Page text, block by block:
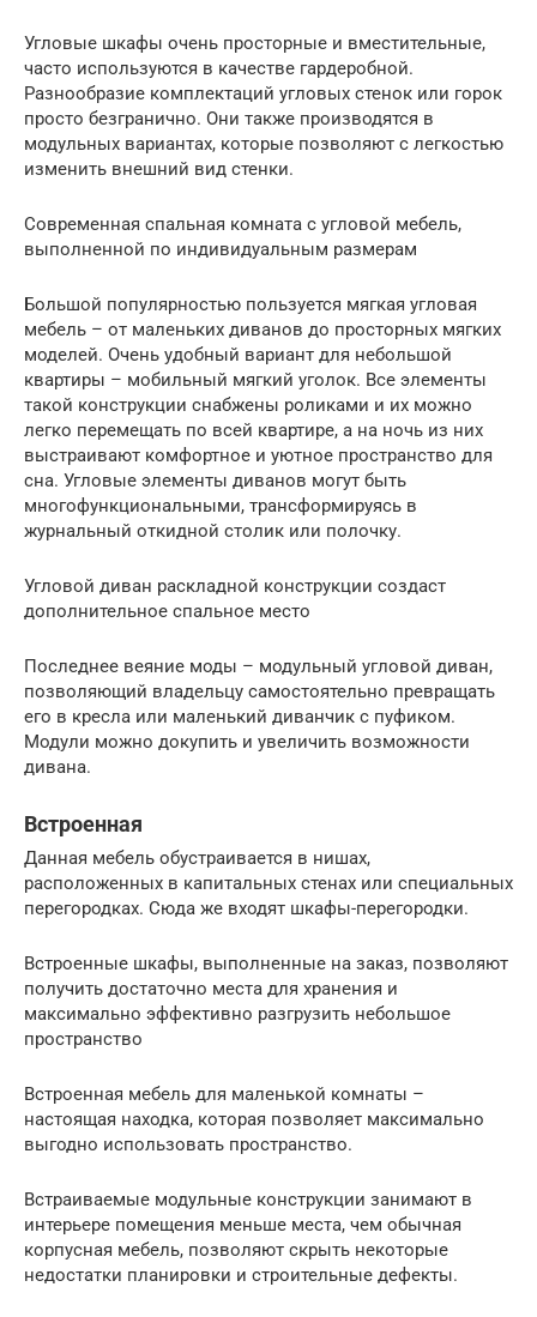
Угловые шкафы очень просторные и вместительные,
часто используются в качестве гардеробной.
Разнообразие комплектаций угловых стенок или горок
просто безгранично. Они также производятся в
модульных вариантах, которые позволяют с легкостью
изменить внешний вид стенки.
Современная спальная комната с угловой мебель,
выполненной по индивидуальным размерам
Большой популярностью пользуется мягкая угловая
мебель – от маленьких диванов до просторных мягких
моделей. Очень удобный вариант для небольшой
квартиры – мобильный мягкий уголок. Все элементы
такой конструкции снабжены роликами и их можно
легко перемещать по всей квартире, а на ночь из них
выстраивают комфортное и уютное пространство для
сна. Угловые элементы диванов могут быть
многофункциональными, трансформируясь в
журнальный откидной столик или полочку.
Угловой диван раскладной конструкции создаст
дополнительное спальное место
Последнее веяние моды – модульный угловой диван,
позволяющий владельцу самостоятельно превращать
его в кресла или маленький диванчик с пуфиком.
Модули можно докупить и увеличить возможности
дивана.
Встроенная
Данная мебель обустраивается в нишах,
расположенных в капитальных стенах или специальных
перегородках. Сюда же входят шкафы-перегородки.
Встроенные шкафы, выполненные на заказ, позволяют
получить достаточно места для хранения и
максимально эффективно разгрузить небольшое
пространство
Встроенная мебель для маленькой комнаты –
настоящая находка, которая позволяет максимально
выгодно использовать пространство.
Встраиваемые модульные конструкции занимают в
интерьере помещения меньше места, чем обычная
корпусная мебель, позволяют скрыть некоторые
недостатки планировки и строительные дефекты.